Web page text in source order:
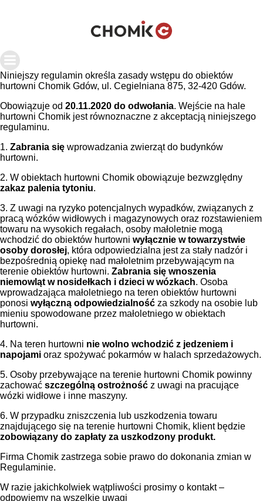
Niniejszy regulamin określa zasady wstępu do obiektów
hurtowni Chomik Gdów, ul. Cegielniana 875, 32-420 Gdów.
Obowiązuje od 20.11.2020 do odwołania. Wejście na hale
hurtowni Chomik jest równoznaczne z akceptacją niniejszego
regulaminu.
1. Zabrania się wprowadzania zwierząt do budynków
hurtowni.
2. W obiektach hurtowni Chomik obowiązuje bezwzględny
zakaz palenia tytoniu.
3. Z uwagi na ryzyko potencjalnych wypadków, związanych z
pracą wózków widłowych i magazynowych oraz rozstawieniem
towaru na wysokich regałach, osoby małoletnie mogą
wchodzić do obiektów hurtowni wyłącznie w towarzystwie
osoby dorosłej, która odpowiedzialna jest za stały nadzór i
bezpośrednią opiekę nad małoletnim przebywającym na
terenie obiektów hurtowni. Zabrania się wnoszenia
niemowląt w nosidełkach i dzieci w wózkach. Osoba
wprowadzająca małoletniego na teren obiektów hurtowni
ponosi wyłączną odpowiedzialność za szkody na osobie lub
mieniu spowodowane przez małoletniego w obiektach
hurtowni.
4. Na teren hurtowni nie wolno wchodzić z jedzeniem i
napojami oraz spożywać pokarmów w halach sprzedażowych.
5. Osoby przebywające na terenie hurtowni Chomik powinny
zachować szczególną ostrożność z uwagi na pracujące
wózki widłowe i inne maszyny.
6. W przypadku zniszczenia lub uszkodzenia towaru
znajdującego się na terenie hurtowni Chomik, klient będzie
zobowiązany do zapłaty za uszkodzony produkt.
Firma Chomik zastrzega sobie prawo do dokonania zmian w
Regulaminie.
W razie jakichkolwiek wątpliwości prosimy o kontakt –
odpowiemy na wszelkie uwagi